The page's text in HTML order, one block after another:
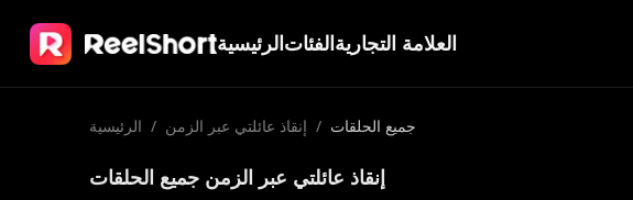
الرئيسيةالفئاتالعلامة التجارية
الرئيسية / إنقاذ عائلتي عبر الزمن / جميع الحلقات
إنقاذ عائلتي عبر الزمن جميع الحلقات